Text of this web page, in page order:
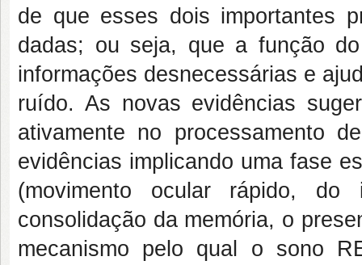
de que esses dois importantes
dadas; ou seja, que a função
informações desnecessárias e
ruído. As novas evidências
ativamente no processamento
evidências implicando uma fase
(movimento ocular rápido,
consolidação da memória, o
mecanismo pelo qual o sono